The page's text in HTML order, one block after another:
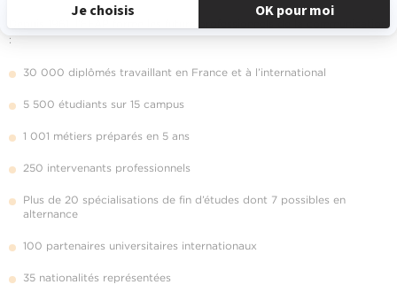
:
30 000 diplômés travaillant en France et à l’international
5 500 étudiants sur 15 campus
1 001 métiers préparés en 5 ans
250 intervenants professionnels
Plus de 20 spécialisations de fin d’études dont 7 possibles en
alternance
100 partenaires universitaires internationaux
35 nationalités représentées